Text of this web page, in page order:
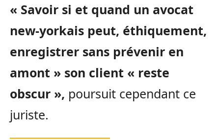
« Savoir si et quand un avocat
new-yorkais peut, éthiquement,
enregistrer sans prévenir en
amont » son client « reste
obscur », poursuit cependant ce
juriste.